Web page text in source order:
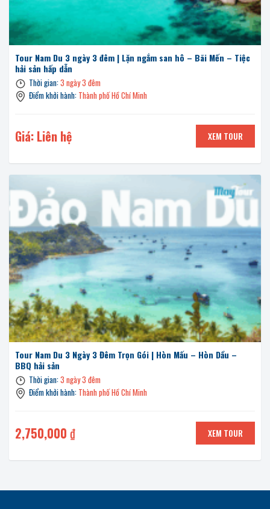
Tour Nam Du 3 ngày 3 đêm | Lặn ngắm san hô – Bãi Mến – Tiệc
hải sản hấp dẫn
Thời gian:3 ngày 3 đêm
Điểm khởi hành: Thành phố Hồ Chí Minh
Giá: Liên hệ XEM TOUR
Tour Nam Du 3 Ngày 3 Đêm Trọn Gói | Hòn Mấu – Hòn Dầu –
BBQ hải sản
Thời gian:3 ngày 3 đêm
Điểm khởi hành: Thành phố Hồ Chí Minh
2,750,000 ₫ XEM TOUR